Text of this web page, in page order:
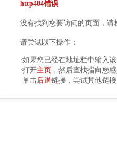
http404错误
没有找到您要访问的页面，请
请尝试以下操作：
·如果您已经在地址栏中输入
·打开主页 ，然后查找指向您
·单击后退链接，尝试其他链